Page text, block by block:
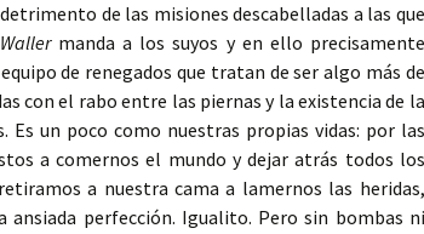
detrimento de las misiones descabelladas a las que
Wallermanda a los suyos y en ello precisamente
de renegados que tratan de ser algo más de
con el rabo entre las piernas y la existencia de la
Es un poco como nuestras propias vidas: por las
a comernos el mundo y dejar atrás todos los
a nuestra cama a lamernos las heridas,
ansiada perfección. Igualito. Pero sin bombas ni